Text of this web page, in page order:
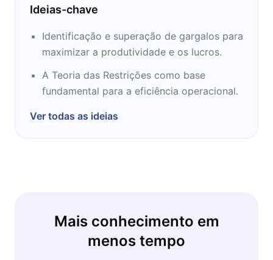
Ideias-chave
Identificação e superação de gargalos para
maximizar a produtividade e os lucros.
A Teoria das Restrições como base
fundamental para a eficiência operacional.
Ver todas as ideias
Mais conhecimento em
menos tempo